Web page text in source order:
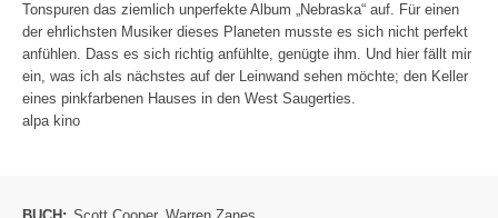
Tonspuren das ziemlich unperfekte Album „Nebraska“ auf. Für einen
der ehrlichsten Musiker dieses Planeten musste es sich nicht perfekt
anfühlen. Dass es sich richtig anfühlte, genügte ihm. Und hier fällt mir
ein, was ich als nächstes auf der Leinwand sehen möchte; den Keller
eines pinkfarbenen Hauses in den West Saugerties.
alpa kino